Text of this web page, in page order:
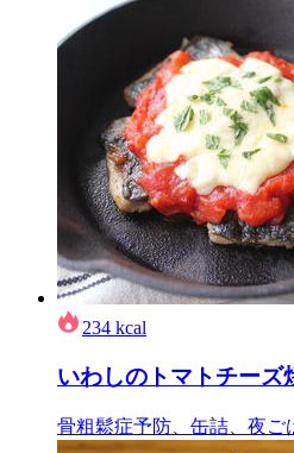
234 kcal
いわしのトマトチーズ
骨粗鬆症予防、缶詰、夜ご